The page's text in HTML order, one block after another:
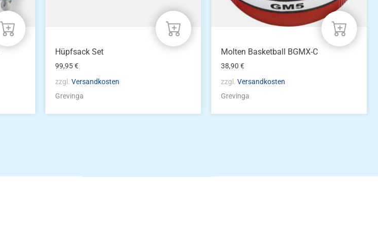
Hüpfsack Set
99,95€
zzgl.Versandkosten
Grevinga
Molten Basketball BGMX-C
38,90€
zzgl.Versandkosten
Grevinga